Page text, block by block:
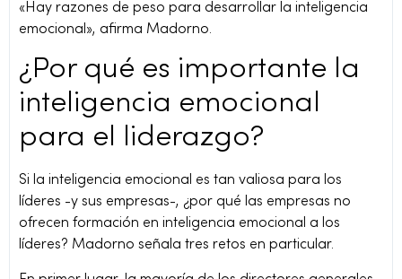
«Hay razones de peso para desarrollar la inteligencia
emocional», afirma Madorno.
¿Por qué es importante la
inteligencia emocional
para el liderazgo?
Si la inteligencia emocional es tan valiosa para los
líderes -y sus empresas-, ¿por qué las empresas no
ofrecen formación en inteligencia emocional a los
líderes? Madorno señala tres retos en particular.